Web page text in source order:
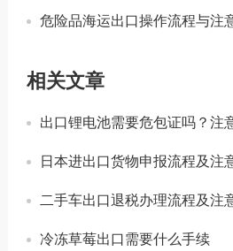
危险品海运出口操作流程与注
相关文章
出口锂电池需要危包证吗？注
日本进出口货物申报流程及注
二手车出口退税办理流程及注
冷冻草莓出口需要什么手续